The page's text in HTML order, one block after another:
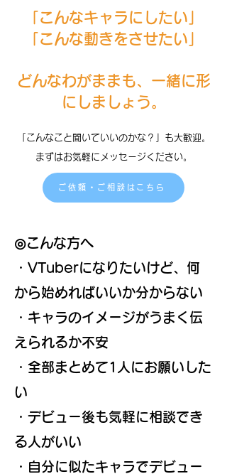
「こんなキャラにしたい」
「こんな動きをさせたい」
どんなわがままも、一緒に形
にしましょう。
「こんなこと聞いていいのかな？」も大歓迎。
まずはお気軽にメッセージください。
ご依頼・ご相談はこちら
◎こんな方へ
・VTuberになりたいけど、何
から始めればいいか分からない
・キャラのイメージがうまく伝
えられるか不安
・全部まとめて1人にお願いした
い
・デビュー後も気軽に相談でき
る人がいい
・自分に似たキャラでデビュー